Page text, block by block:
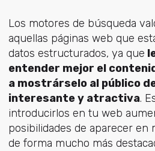
Los motores de búsqueda
aquellas páginas web que
datos estructurados, ya que
entender mejor el
a mostrárselo al público
interesante y atractiva.
introducirlos en tu web
posibilidades de aparecer en
de forma mucho más